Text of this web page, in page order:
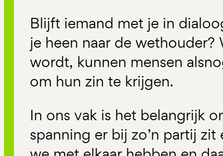
Blijft iemand met je in
je heen naar de wethouder?
wordt, kunnen mensen
om hun zin te krijgen.
In ons vak is het belangrijk
spanning er bij zo’n partij